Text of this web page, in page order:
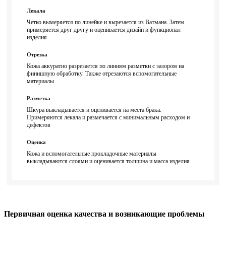
Лекала
Четко вымеряется по линейке и вырезается из Ватмана. Затем
примеряется друг другу и оценивается дизайн и функционал
изделия
Отрезка
Кожа аккуратно разрезается по линиям разметки с зазором на
финишную обработку. Также отрезаются вспомогательные
материалы
Разметка
Шкура выкладывается и оценивается на места брака.
Примеряются лекала и размечается с минимальным расходом и
дефектов
Оценка
Кожа и вспомогательные прокладочные материалы
выкладываются слоями и оценивается толщина и масса изделия
Первичная оценка качества и возникающие проблемы